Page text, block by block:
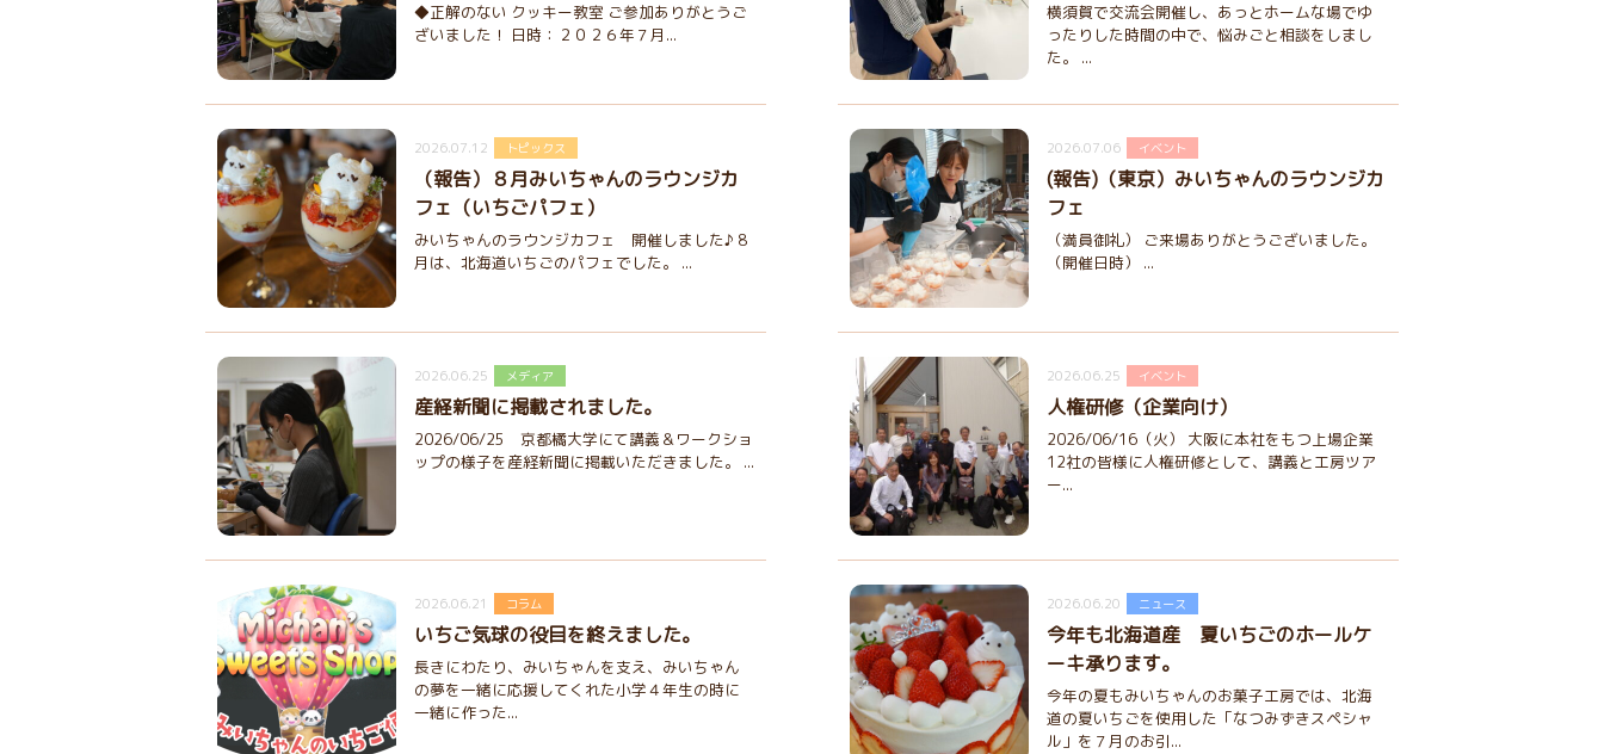
◆正解のない クッキー教室 ご参加ありがとうご
ざいました！ 日時：２０２６年７月...
横須賀で交流会開催し、あっとホームな場でゆ
ったりした時間の中で、悩みごと相談をしまし
た。 ...
2026.07.12 トピックス
（報告）８月みいちゃんのラウンジカ
フェ（いちごパフェ）
みいちゃんのラウンジカフェ 開催しました♪ 8
月は、北海道いちごのパフェでした。 ...
2026.07.06 イベント
(報告)（東京）みいちゃんのラウンジカ
フェ
（満員御礼） ご来場ありがとうございました。
（開催日時） ...
2026.06.25 メディア
産経新聞に掲載されました。
2026/06/25 京都橘大学にて講義＆ワークショ
ップの様子を産経新聞に掲載いただきました。 ...
2026.06.25 イベント
人権研修（企業向け）
2026/06/16（火） 大阪に本社をもつ上場企業
12社の皆様に人権研修として、講義と工房ツア
ー...
2026.06.21 コラム
いちご気球の役目を終えました。
長きにわたり、みいちゃんを支え、みいちゃん
の夢を一緒に応援してくれた小学４年生の時に
一緒に作った...
2026.06.20 ニュース
今年も北海道産 夏いちごのホールケ
ーキ承ります。
今年の夏もみいちゃんのお菓子工房では、北海
道の夏いちごを使用した「なつみずきスペシャ
ル」を７月のお引...